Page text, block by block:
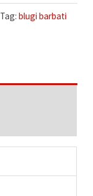
Tag:blugi barbati